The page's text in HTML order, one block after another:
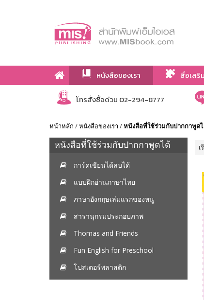
หนังสือของเรา สื่อเสริ
เกี่ยวกับเรา
โทรสั่งซื้อด่วน 02-294-8777
หน้าหลัก /หนังสือของเรา /หนังสือที่ใช้ร่วมกับปากกาพูด
หนังสือที่ใช้ร่วมกับปากกาพูดได้
การ์ดเขียนได้ลบได้
แบบฝึกอ่านภาษาไทย
ภาษาอังกฤษเล่มแรกของหนู
สารานุกรมประกอบภาพ
Thomas and Friends
Fun English for Preschool
โปสเตอร์พลาสติก
เ